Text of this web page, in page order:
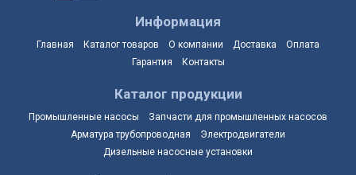
Информация
Главная Каталог товаров О компании Доставка
Оплата
Гарантия
Контакты
Каталог продукции
Промышленные насосы
Запчасти для промышленных насосов
Арматура трубопроводная
Электродвигатели
Дизельные насосные установки